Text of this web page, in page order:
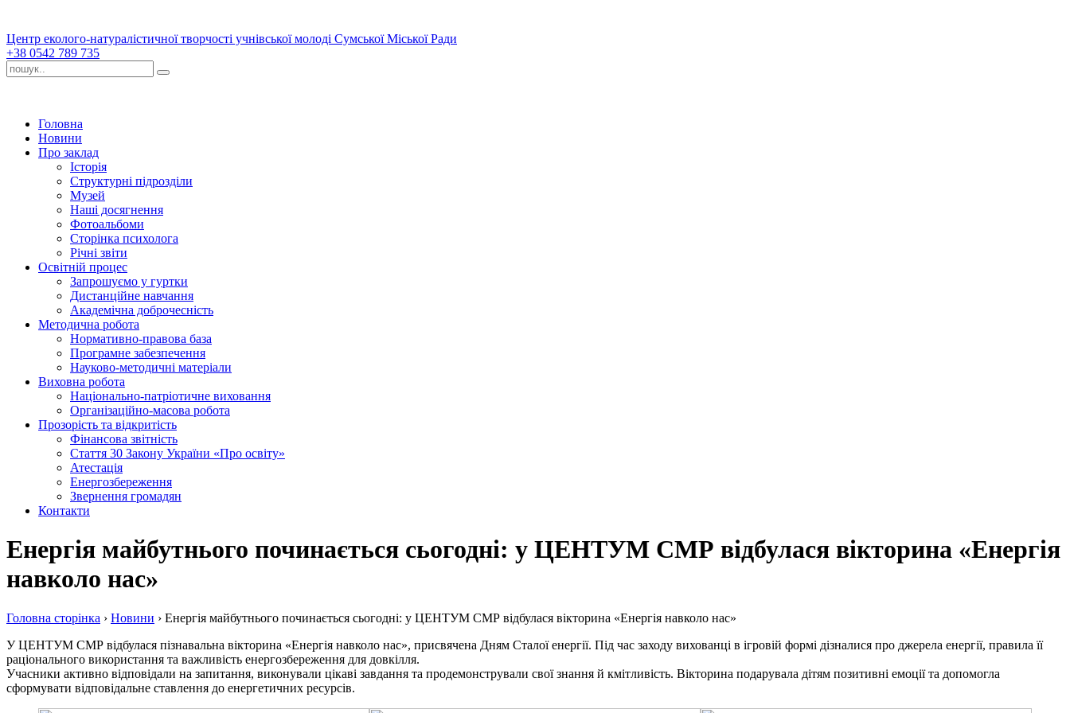
Центр еколого-натуралістичної творчості учнівської молоді Сумської Міської Ради
+38 0542 789 735
Головна
Новини
Про заклад
Історія
Структурні підрозділи
Музей
Наші досягнення
Фотоальбоми
Сторінка психолога
Річні звіти
Освітній процес
Запрошуємо у гуртки
Дистанційне навчання
Академічна доброчесність
Методична робота
Нормативно-правова база
Програмне забезпечення
Науково-методичні матеріали
Виховна робота
Національно-патріотичне виховання
Організаційно-масова робота
Прозорість та відкритість
Фінансова звітність
Стаття 30 Закону України «Про освіту»
Атестація
Енергозбереження
Звернення громадян
Контакти
Енергія майбутнього починається сьогодні: у ЦЕНТУМ СМР відбулася вікторина «Енергія
навколо нас»
Головна сторiнка › Новини › Енергія майбутнього починається сьогодні: у ЦЕНТУМ СМР відбулася вікторина «Енергія навколо нас»
У ЦЕНТУМ СМР відбулася пізнавальна вікторина «Енергія навколо нас», присвячена Дням Сталої енергії. Під час заходу вихованці в ігровій формі дізналися про джерела енергії, правила її
раціонального використання та важливість енергозбереження для довкілля.
Учасники активно відповідали на запитання, виконували цікаві завдання та продемонстрували свої знання й кмітливість. Вікторина подарувала дітям позитивні емоції та допомогла
сформувати відповідальне ставлення до енергетичних ресурсів.